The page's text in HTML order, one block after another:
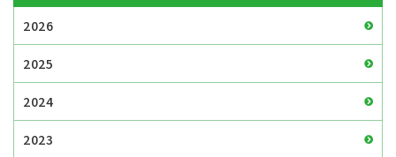
2026
2025
2024
2023